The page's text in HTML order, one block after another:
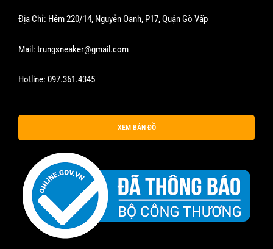
Địa Chỉ: Hẻm 220/14, Nguyễn Oanh, P17, Quận Gò Vấp
Mail: trungsneaker@gmail.com
Hotline: 097.361.4345
XEM BẢN ĐỒ